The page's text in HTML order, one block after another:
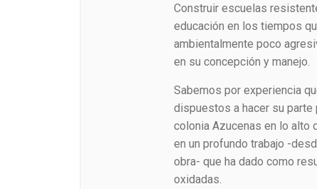
Construir escuelas
educación en los tiempos
ambientalmente poco
en su concepción y manejo.
Sabemos por experiencia
dispuestos a hacer su parte
colonia Azucenas en lo alto
en un profundo trabajo -
obra- que ha dado como
oxidadas.